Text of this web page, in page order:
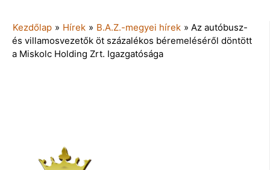
Kezdőlap » Hírek » B.A.Z.-megyei hírek » Az autóbusz-
és villamosvezetők öt százalékos béremeléséről döntött
a Miskolc Holding Zrt. Igazgatósága